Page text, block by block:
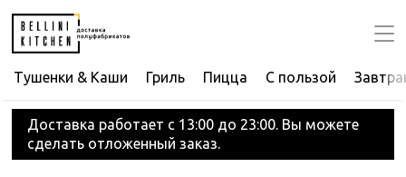
Тушенки & Каши Гриль Пицца С пользой
Доставка работает с 13:00 до 23:00. Вы можете
сделать отложенный заказ.